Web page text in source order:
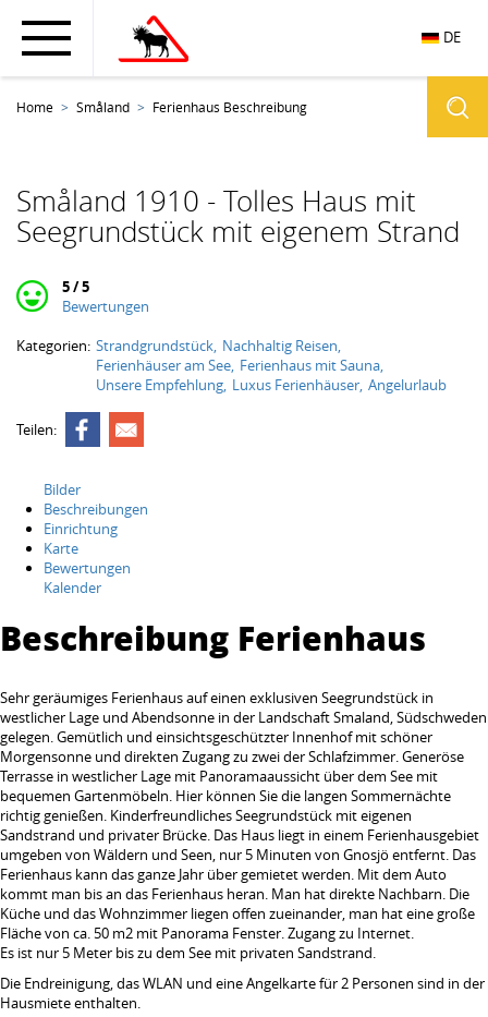
DE
Home Småland Ferienhaus Beschreibung
Småland 1910 - Tolles Haus mit
Seegrundstück mit eigenem Strand
5 / 5
Bewertungen
Kategorien: Strandgrundstück Nachhaltig Reisen
Ferienhäuser am See Ferienhaus mit Sauna
Unsere Empfehlung Luxus Ferienhäuser Angelurlaub
Teilen:
Bilder
Beschreibungen
Einrichtung
Karte
Bewertungen
Kalender
Beschreibung Ferienhaus
Sehr geräumiges Ferienhaus auf einen exklusiven Seegrundstück in
westlicher Lage und Abendsonne in der Landschaft Smaland, Südschweden
gelegen. Gemütlich und einsichtsgeschützter Innenhof mit schöner
Morgensonne und direkten Zugang zu zwei der Schlafzimmer. Generöse
Terrasse in westlicher Lage mit Panoramaaussicht über dem See mit
bequemen Gartenmöbeln. Hier können Sie die langen Sommernächte
richtig genießen. Kinderfreundliches Seegrundstück mit eigenen
Sandstrand und privater Brücke. Das Haus liegt in einem Ferienhausgebiet
umgeben von Wäldern und Seen, nur 5 Minuten von Gnosjö entfernt. Das
Ferienhaus kann das ganze Jahr über gemietet werden. Mit dem Auto
kommt man bis an das Ferienhaus heran. Man hat direkte Nachbarn. Die
Küche und das Wohnzimmer liegen offen zueinander, man hat eine große
Fläche von ca. 50 m2 mit Panorama Fenster. Zugang zu Internet.
Es ist nur 5 Meter bis zu dem See mit privaten Sandstrand.
Die Endreinigung, das WLAN und eine Angelkarte für 2 Personen sind in der
Hausmiete enthalten.